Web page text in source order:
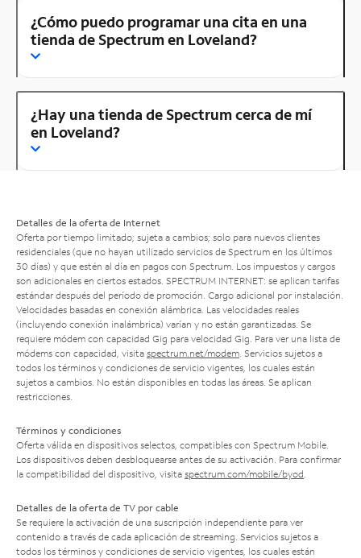
¿Cómo puedo programar una cita en una
tienda de Spectrum en Loveland?
¿Hay una tienda de Spectrum cerca de mí
en Loveland?
Detalles de la oferta de Internet
Oferta por tiempo limitado; sujeta a cambios; solo para nuevos clientes
residenciales (que no hayan utilizado servicios de Spectrum en los últimos
30 días) y que estén al día en pagos con Spectrum. Los impuestos y cargos
son adicionales en ciertos estados. SPECTRUM INTERNET: se aplican tarifas
estándar después del período de promoción. Cargo adicional por instalación.
Velocidades basadas en conexión alámbrica. Las velocidades reales
(incluyendo conexión inalámbrica) varían y no están garantizadas. Se
requiere módem con capacidad Gig para velocidad Gig. Para ver una lista de
módems con capacidad, visita spectrum.net/modem . Servicios sujetos a
todos los términos y condiciones de servicio vigentes, los cuales están
sujetos a cambios. No están disponibles en todas las áreas. Se aplican
restricciones.
Términos y condiciones
Oferta válida en dispositivos selectos, compatibles con Spectrum Mobile.
Los dispositivos deben desbloquearse antes de su activación. Para confirmar
la compatibilidad del dispositivo, visita spectrum.com/mobile/byod
Detalles de la oferta de TV por cable
Se requiere la activación de una suscripción independiente para ver
contenido a través de cada aplicación de streaming. Servicios sujetos a
todos los términos y condiciones de servicio vigentes, los cuales están